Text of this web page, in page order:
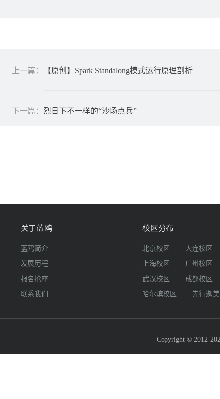
上一篇： 【原创】Spark Standalong模式运行原理剖析
下一篇： 烈日下不一样的“沙场点兵”
关于蓝鸥
蓝鸥简介
发展历程
报名抢座
联系我们
校区分布
北京校区 大连校区
上海校区 广州校区
武汉校区 成都校区
哈尔滨校区 先行迦
Copyright © 2012-